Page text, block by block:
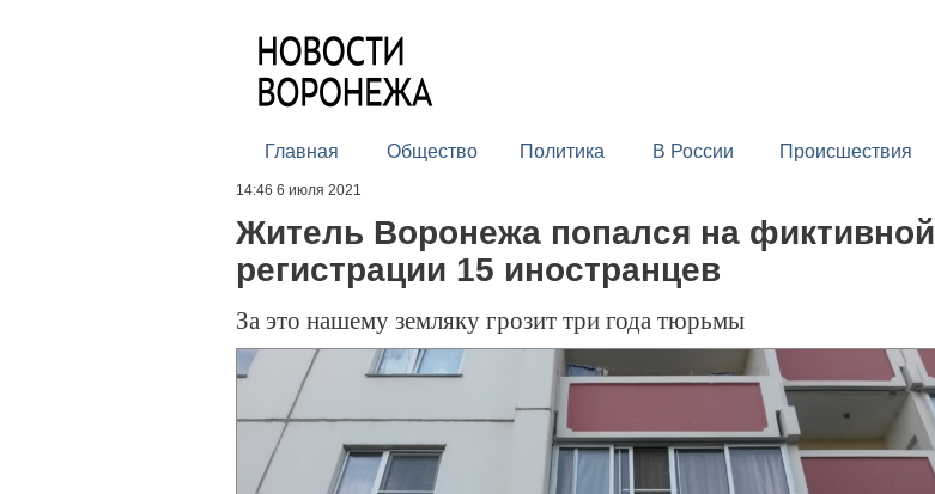
Главная Общество Политика В России Происшествия
14:46 6 июля 2021
Житель Воронежа попался на фиктивной
регистрации 15 иностранцев
За это нашему земляку грозит три года тюрьмы